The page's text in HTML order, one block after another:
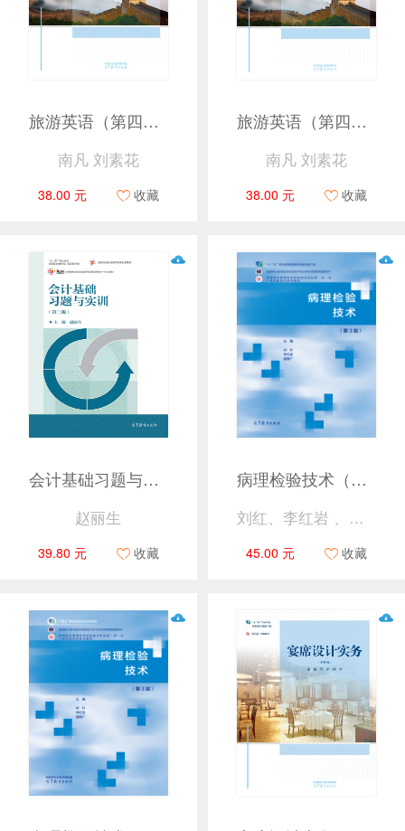
旅游英语（第四版）
南凡 刘素花
38.00 元 收藏
旅游英语（第四版）
南凡 刘素花
38.00 元 收藏
会计基础习题与实训（第三版）
赵丽生
39.80 元 收藏
病理检验技术（第3版）
刘红、李红岩 、雷雨广
45.00 元 收藏